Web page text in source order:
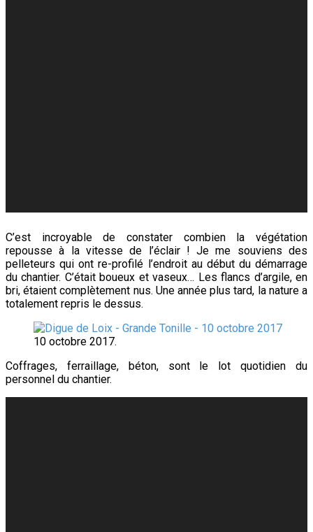
C’est incroyable de constater combien la végétation
repousse à la vitesse de l’éclair ! Je me souviens des
pelleteurs qui ont re-profilé l’endroit au début du démarrage
du chantier. C’était boueux et vaseux… Les flancs d’argile, en
bri, étaient complètement nus. Une année plus tard, la nature a
totalement repris le dessus.
10 octobre 2017.
Coffrages, ferraillage, béton, sont le lot quotidien du
personnel du chantier.